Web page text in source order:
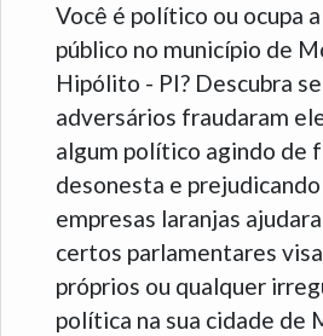
Você é político ou ocupa
público no município de
Hipólito - PI? Descubra
adversários fraudaram
algum político agindo de
desonesta e
empresas laranjas
certos parlamentares
próprios ou qualquer
política na sua cidade de